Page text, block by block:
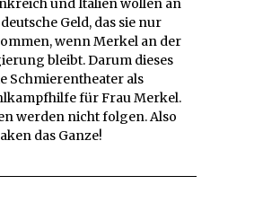
und Italien wollen an
Geld, das sie nur
wenn Merkel an der
bleibt. Darum dieses
Schmierentheater als
für Frau Merkel.
werden nicht folgen. Also
das Ganze!